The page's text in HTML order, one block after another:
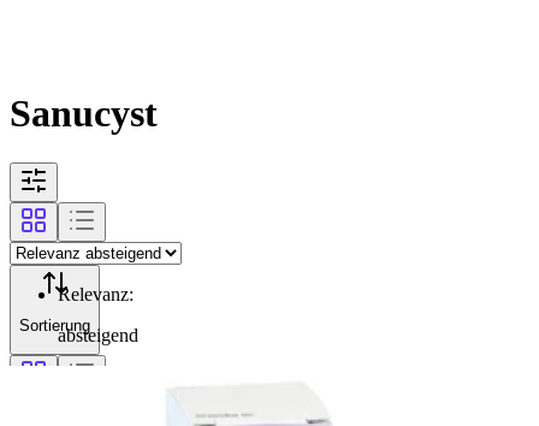
Sanucyst
Sortierung
Relevanz:
absteigend